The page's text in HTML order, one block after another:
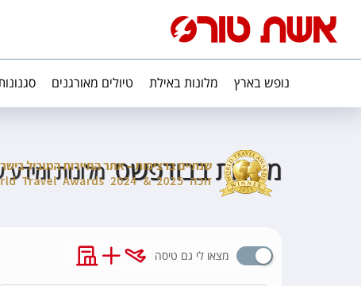
נופש בארץ מלונות באילת טיולים מאורגנים
מלונות בבודפשט מלונות
מצאו לי גם טיסה